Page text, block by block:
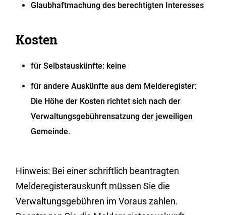
Glaubhaftmachung des berechtigten Interesses
Kosten
für Selbstauskünfte: keine
für andere Auskünfte aus dem Melderegister:
Die Höhe der Kosten richtet sich nach der
Verwaltungsgebührensatzung der jeweiligen
Gemeinde.
Hinweis: Bei einer schriftlich beantragten
Melderegisterauskunft müssen Sie die
Verwaltungsgebühren im Voraus zahlen.